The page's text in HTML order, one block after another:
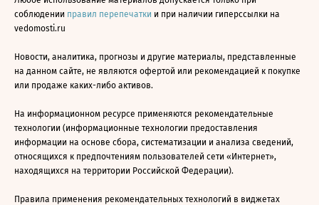
соблюдении правил перепечатки и при наличии гиперссылки на
vedomosti.ru
Новости, аналитика, прогнозы и другие материалы, представленные
на данном сайте, не являются офертой или рекомендацией к покупке
или продаже каких-либо активов.
На информационном ресурсе применяются рекомендательные
технологии (информационные технологии предоставления
информации на основе сбора, систематизации и анализа сведений,
относящихся к предпочтениям пользователей сети «Интернет»,
находящихся на территории Российской Федерации).
Правила применения рекомендательных технологий в виджетах